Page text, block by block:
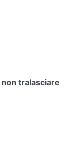
tralasciare